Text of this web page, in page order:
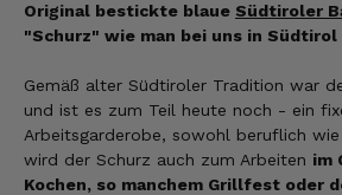
Original bestickte blaue Südtiroler
"Schurz" wie man bei uns in Südtirol
Gemäß alter Südtiroler Tradition war
und ist es zum Teil heute noch - ein
Arbeitsgarderobe, sowohl beruflich
wird der Schurz auch zum Arbeiten im
Kochen, so manchem Grillfest oder